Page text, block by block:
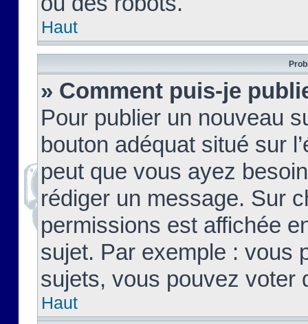
Haut
» Comment puis-je
Pour publier un nouveau
bouton adéquat situé sur
peut que vous ayez
rédiger un message. Sur
permissions est affichée
sujet. Par exemple : vous
sujets, vous pouvez voter
Haut